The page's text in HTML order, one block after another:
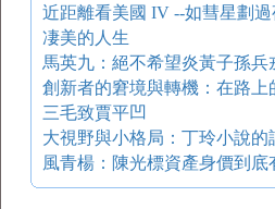
近距離看美國 IV --如彗星劃
凄美的人生
馬英九：絕不希望炎黃子孫兵
創新者的窘境與轉機：在路上
三毛致賈平凹
大視野與小格局：丁玲小說的
風青楊：陳光標資產身價到底